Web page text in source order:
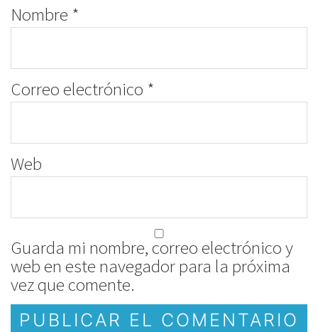
Nombre *
Correo electrónico *
Web
Guarda mi nombre, correo electrónico y
web en este navegador para la próxima
vez que comente.